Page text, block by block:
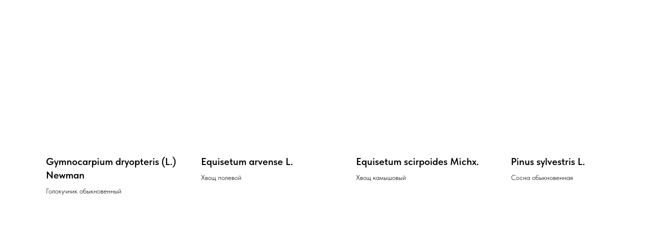
Gymnocarpium dryopteris (L.)
Newman
Голокучник обыкновенный
Equisetum arvense L.
Хвощ полевой
Equisetum scirpoides Michx.
Хвощ камышовый
Pinus sylvestris L.
Сосна обыкновенная